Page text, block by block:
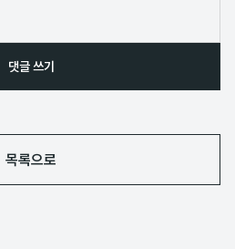
댓글 쓰기
목록으로